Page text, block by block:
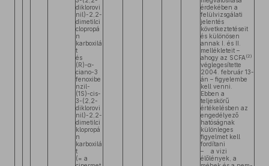
diklorovi
nil)-2,2-
dimetilci
clopropá
n
karboxilá
t
és
(R)-α-
ciano-3
fenoxibe
nzil-
(1S)-cis-
3-(2,2-
diklorovi
nil)-2,2-
dimetilci
klopropá
n
karboxilá
t
(= a
érdekében a
felülvizsgálati
jelentés
következtetéseit
és különösen
annak I. és II.
mellékleteit –
ahogy az SCFA (2)
véglegesítette
2004. február 13-
án – figyelembe
kell venni.
Ebben a
teljeskörű
értékelésben az
engedélyező
hatóságnak
különleges
figyelmet kell
fordítani
– a vizi
élőlények, a